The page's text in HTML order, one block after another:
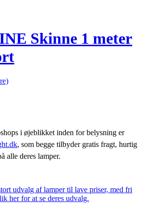
Skinne 1 meter
i øjeblikket inden for belysning er
, som begge tilbyder gratis fragt, hurtig
alle deres lamper.
udvalg af lamper til lave priser, med fri
her for at se deres udvalg.